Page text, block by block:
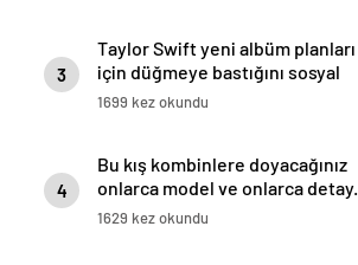
3
Taylor Swift yeni albüm planları
için düğmeye bastığını sosyal
medyadan duyurdu!
1699 kez okundu
4
Bu kış kombinlere doyacağınız
onlarca model ve onlarca detay.
1629 kez okundu